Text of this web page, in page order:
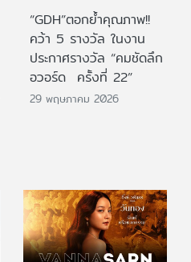
“GDH”ตอกย้ำคุณภาพ!!
คว้า 5 รางวัล ในงาน
ประกาศรางวัล “คมชัดลึก
อวอร์ด ครั้งที่ 22”
29 พฤษภาคม 2026